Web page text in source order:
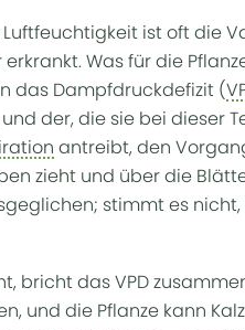
ist oft die
Was für die
das Dampfdruckdefizit (
der, die sie bei dieser
antreibt, den
zieht und über die
stimmt es
bricht das VPD
und die Pflanze kann